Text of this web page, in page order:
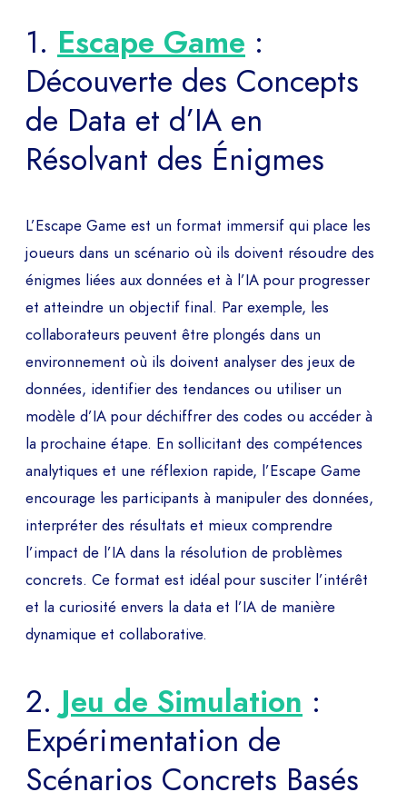
1. Escape Game :
Découverte des Concepts
de Data et d’IA en
Résolvant des Énigmes
L’Escape Game est un format immersif qui place les
joueurs dans un scénario où ils doivent résoudre des
énigmes liées aux données et à l’IA pour progresser
et atteindre un objectif final. Par exemple, les
collaborateurs peuvent être plongés dans un
environnement où ils doivent analyser des jeux de
données, identifier des tendances ou utiliser un
modèle d’IA pour déchiffrer des codes ou accéder à
la prochaine étape. En sollicitant des compétences
analytiques et une réflexion rapide, l’Escape Game
encourage les participants à manipuler des données,
interpréter des résultats et mieux comprendre
l’impact de l’IA dans la résolution de problèmes
concrets. Ce format est idéal pour susciter l’intérêt
et la curiosité envers la data et l’IA de manière
dynamique et collaborative.
2.Jeu de Simulation :
Expérimentation de
Scénarios Concrets Basés
DEMANDEZ VOTRE
DÉMO
Echangez avec notre équipe d’experts et
obtenez un aperçu de nos jeux immersifs.
NOM PRÉNOM *
EMAIL *